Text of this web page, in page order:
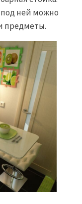
под ней можно
предметы.